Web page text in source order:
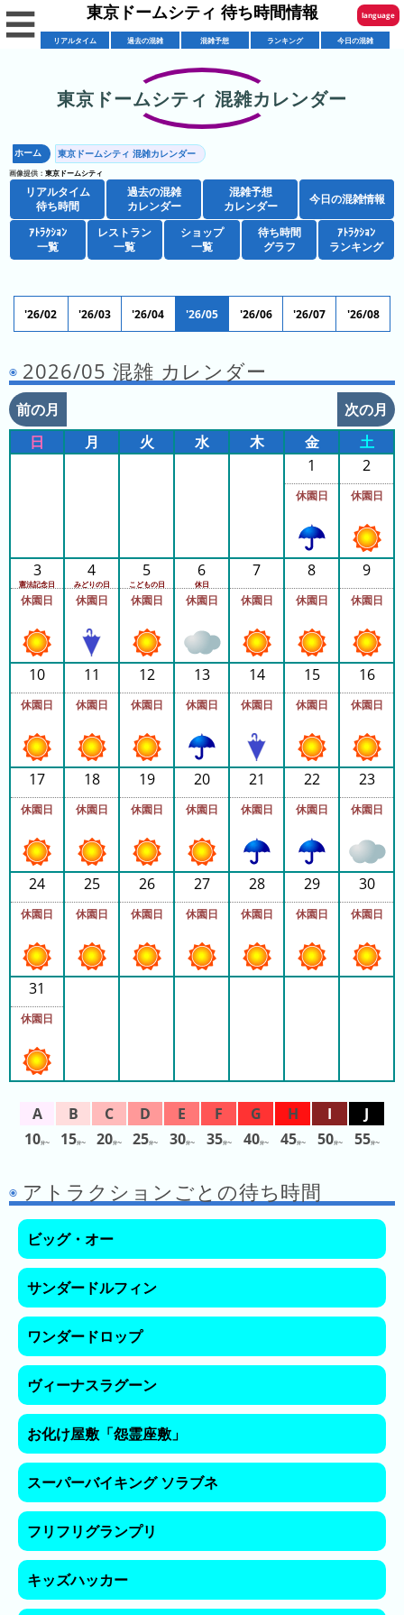
ア
ル
タ
イ
ム
待
時
間
混
雑
カ
レ
ン
ー
混
雑
予
カ
レ
ン
ー
レ
ト
ラ
ン
覧
ョ
ッ
一
覧
ア
ラ
ク
シ
ョ
ン
攻
略
ガ
イ
ド
東
京
ド
ー
ム
は
人
気
ラ
ン
キ
ン
グ
今
の
ラ
キ
グ
日
の
ラ
ン
ン
今
の
ラ
キ
先
月
の
ラ
ン
キ
ン
グ
今
年
の
ラ
ン
キ
ン
グ
去
年
English
한국어
ภาษาไทย
日本語
☰ 東京ドームシティ 待ち時間情報 language
リアルタイム 過去の混雑 混雑予想 ランキング 今日の混雑
東京ドームシティ 混雑カレンダー
ホーム 東京ドームシティ 混雑カレンダー
画像提供： 東京ドームシティ
リアルタイム
待ち時間
過去の混雑
カレンダー
混雑予想
カレンダー
今日の混雑情報
ｱﾄﾗｸｼｮﾝ
一覧
レストラン
一覧
ショップ
一覧
待ち時間
グラフ
ｱﾄﾗｸｼｮﾝ
ランキング
'26/02 '26/03 '26/04 '26/05 '26/06 '26/07 '26/08
2026/05 混雑 カレンダー
前の月
次の月
日
月 火 水 木 金
土
1
休園日
2
休園日
3
憲法記念日
休園日
4
みどりの日
休園日
5
こどもの日
休園日
6
休日
休園日
7
休園日
8
休園日
9
休園日
10
休園日
11
休園日
12
休園日
13
休園日
14
休園日
15
休園日
16
休園日
17
休園日
18
休園日
19
休園日
20
休園日
21
休園日
22
休園日
23
休園日
24
休園日
25
休園日
26
休園日
27
休園日
28
休園日
29
休園日
30
休園日
31
休園日
10分〜 15分〜 20分〜 25分〜 30分〜 35分〜 40分〜 45分〜 50分〜 55分〜
アトラクションごとの待ち時間
ビッグ・オー
サンダードルフィン
ワンダードロップ
ヴィーナスラグーン
お化け屋敷「怨霊座敷」
スーパーバイキング ソラブネ
フリフリグランプリ
キッズハッカー